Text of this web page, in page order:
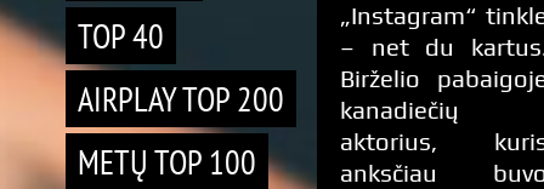
TOP 40
AIRPLAY TOP 200
METŲ TOP 100
„Instagram“
– net du
Birželio
kanadiečių
aktorius,
anksčiau